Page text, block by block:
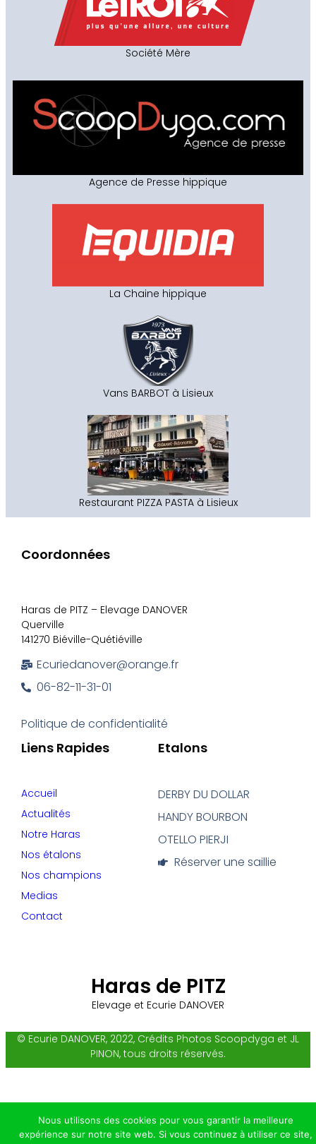
Société Mère
Agence de Presse hippique
La Chaine hippique
Vans BARBOT à Lisieux
Restaurant PIZZA PASTA à Lisieux
Haras de PITZ
Elevage et Ecurie DANOVER
Etalons
DERBY DU DOLLAR
HANDY BOURBON
OTELLO PIERJI
Réserver une saillie
Liens Rapides
Accueil
Actualités
Notre Haras
Nos étalons
Nos champions
Medias
Contact
Coordonnées
Haras de PITZ – Elevage DANOVER
Querville
141270 Biéville-Quétiéville
Ecuriedanover@orange.fr
06-82-11-31-01
Politique de confidentialité
© Ecurie DANOVER, 2022, Crédits Photos Scoopdyga et JL
PINON, tous droits réservés.
Nous utilisons des cookies pour vous garantir la meilleure
expérience sur notre site web. Si vous continuez à utiliser ce site,